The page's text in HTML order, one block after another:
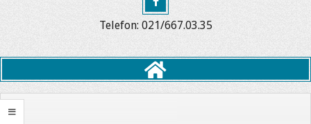
Telefon: 021/667.03.35
Primary
Navigation